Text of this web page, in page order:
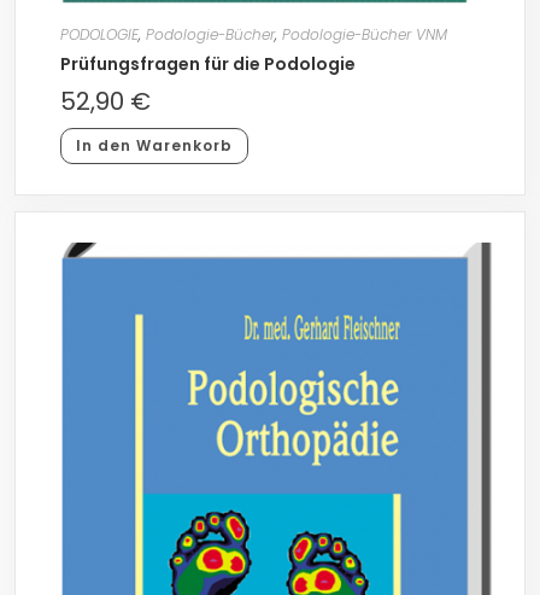
PODOLOGIE, Podologie-Bücher, Podologie-Bücher VNM
Prüfungsfragen für die Podologie
52,90 €
In den Warenkorb